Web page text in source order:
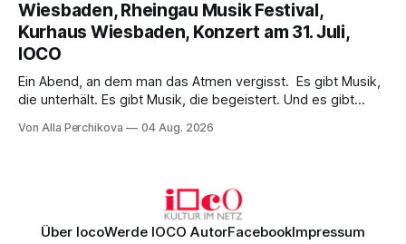
einem spielfreudigen Ensemble und einer musikalisch
überzeugenden Gesamtleistung.
Wiesbaden, Rheingau Musik Festival,
Kurhaus Wiesbaden, Konzert am 31. Juli,
IOCO
Ein Abend, an dem man das Atmen vergisst. Es gibt Musik,
die unterhält. Es gibt Musik, die begeistert. Und es gibt
Genau so war der Abend im Kurhaus Wiesbaden, an dem
Von Alla Perchikova 04 Aug. 2026
Über IocoWerde IOCO AutorFacebookImpressum